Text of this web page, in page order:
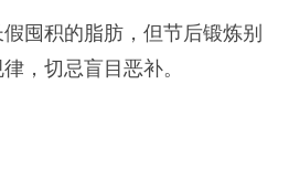
囤积的脂肪，但节后锻炼别
，切忌盲目恶补。